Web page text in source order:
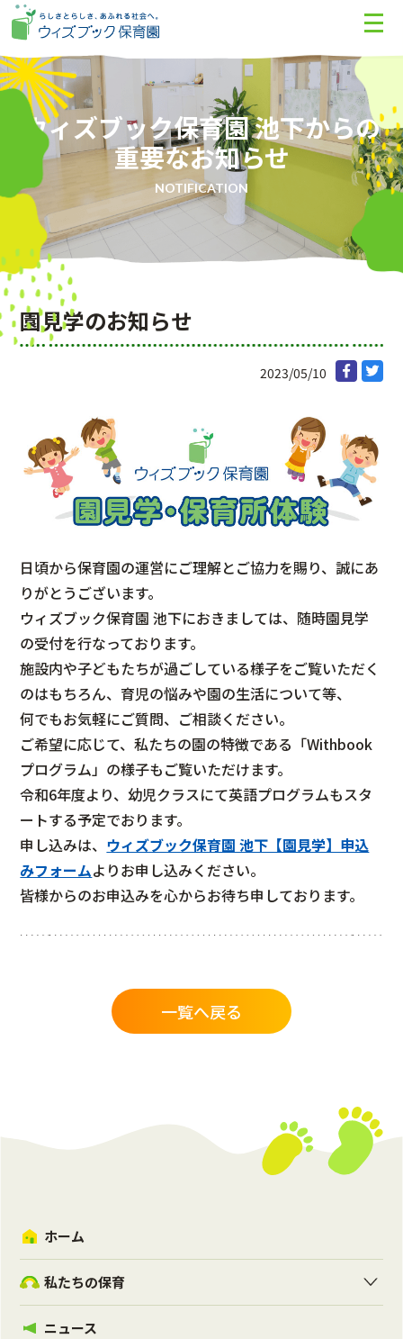
ウィズブック保育園 池下からの
重要なお知らせ
NOTIFICATION
園見学のお知らせ
2023/05/10
日頃から保育園の運営にご理解とご協力を賜り、誠にあ
りがとうございます。
ウィズブック保育園 池下におきましては、随時園見学
の受付を行なっております。
施設内や子どもたちが過ごしている様子をご覧いただく
のはもちろん、育児の悩みや園の生活について等、
何でもお気軽にご質問、ご相談ください。
ご希望に応じて、私たちの園の特徴である「Withbook
プログラム」の様子もご覧いただけます。
令和6年度より、幼児クラスにて英語プログラムもスタ
ートする予定でおります。
申し込みは、 ウィズブック保育園 池下【園見学】申込
みフォームよりお申し込みください。
皆様からのお申込みを心からお待ち申しております。
一覧へ戻る
ホーム
私たちの保育
ニュース